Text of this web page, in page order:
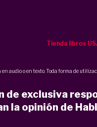
Tienda libros
audio o en texto. Toda forma de
exclusiva
la opinión de